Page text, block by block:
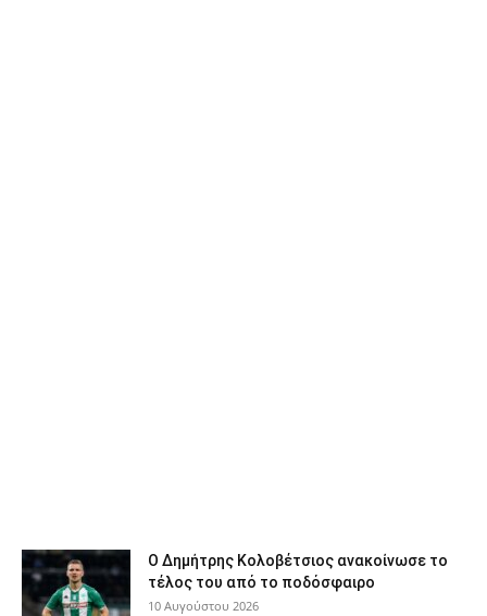
Ο Δημήτρης Κολοβέτσιος ανακοίνωσε το
τέλος του από το ποδόσφαιρο
10 Αυγούστου 2026